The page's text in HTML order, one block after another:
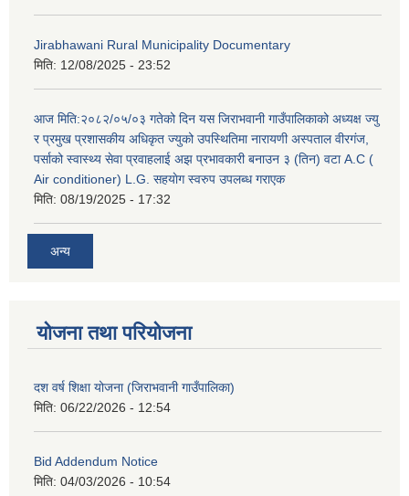
Jirabhawani Rural Municipality Documentary
मिति: 12/08/2025 - 23:52
आज मिति:२०८२/०५/०३ गतेको दिन यस जिराभवानी गाउँपालिकाको अध्यक्ष ज्यु
र प्रमुख प्रशासकीय अधिकृत ज्युको उपस्थितिमा नारायणी अस्पताल वीरगंज,
पर्साको स्वास्थ्य सेवा प्रवाहलाई अझ प्रभावकारी बनाउन ३ (तिन) वटा A.C (
Air conditioner) L.G. सहयाेग स्वरुप उपलब्ध गराएक
मिति: 08/19/2025 - 17:32
अन्य
योजना तथा परियोजना
दश वर्ष शिक्षा योजना (जिराभवानी गाउँपालिका)
मिति: 06/22/2026 - 12:54
Bid Addendum Notice
मिति: 04/03/2026 - 10:54